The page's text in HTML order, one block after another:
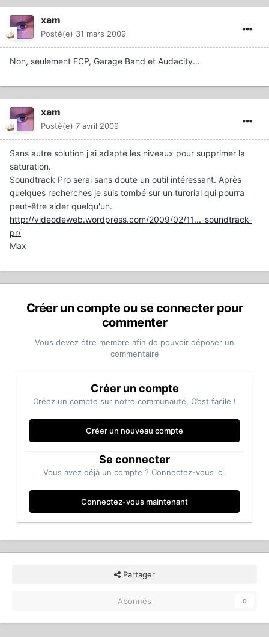
xam
Posté(e) 31 mars 2009
Non, seulement FCP, Garage Band et Audacity...
xam
Posté(e) 7 avril 2009
Sans autre solution j'ai adapté les niveaux pour supprimer la
saturation.
Soundtrack Pro serai sans doute un outil intéressant. Après
quelques recherches je suis tombé sur un turorial qui pourra
peut-être aider quelqu'un.
http://videodeweb.wordpress.com/2009/02/11...-soundtrack-
pr/
Max
Créer un compte ou se connecter pour
commenter
Vous devez être membre afin de pouvoir déposer un
commentaire
Créer un compte
Créez un compte sur notre communauté. C’est facile !
Créer un nouveau compte
Se connecter
Vous avez déjà un compte ? Connectez-vous ici.
Connectez-vous maintenant
Partager
Abonnés 0